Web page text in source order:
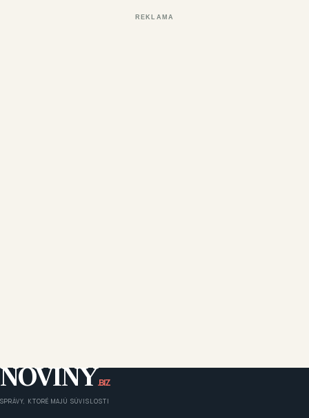
REKLAMA
NOVINY.BIZ
SPRÁVY, KTORÉ MAJÚ SÚVISLOSTI